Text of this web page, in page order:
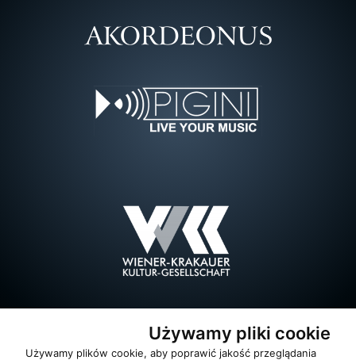
Używamy pliki cookie
Używamy plików cookie, aby poprawić jakość przeglądania